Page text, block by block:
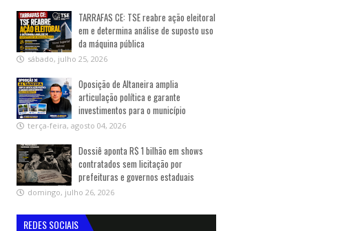
TARRAFAS CE: TSE reabre ação eleitoral
em e determina análise de suposto uso
da máquina pública
sábado, julho 25, 2026
Oposição de Altaneira amplia
articulação política e garante
investimentos para o município
terça-feira, agosto 04, 2026
Dossiê aponta R$ 1 bilhão em shows
contratados sem licitação por
prefeituras e governos estaduais
domingo, julho 26, 2026
REDES SOCIAIS